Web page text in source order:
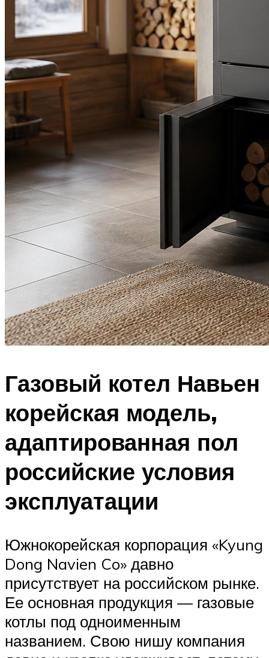
Газовый котел Навьен
корейская модель,
адаптированная пол
российские условия
эксплуатации
Южнокорейская корпорация «Kyung
Dong Navien Co» давно
присутствует на российском рынке.
Ее основная продукция — газовые
котлы под одноименным
названием. Свою нишу компания